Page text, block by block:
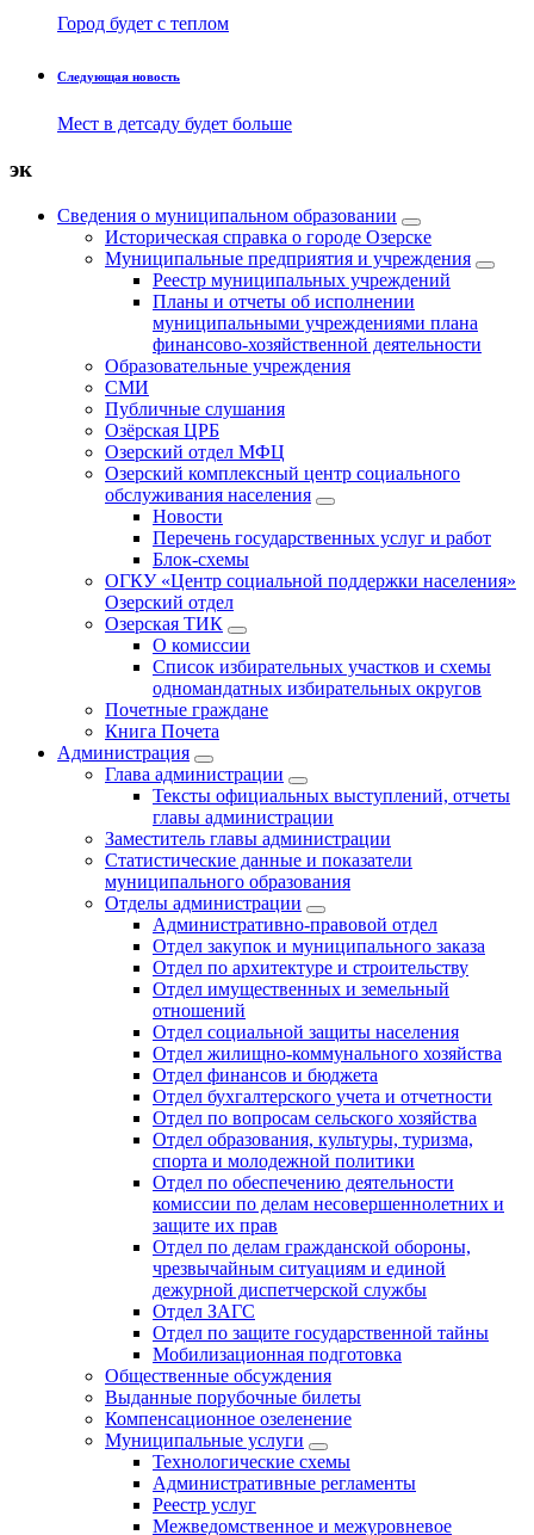
Город будет с теплом
Следующая новость
Мест в детсаду будет больше
эк
Сведения о муниципальном образовании
Историческая справка о городе Озерске
Муниципальные предприятия и учреждения
Реестр муниципальных учреждений
Планы и отчеты об исполнении
муниципальными учреждениями плана
финансово-хозяйственной деятельности
Образовательные учреждения
СМИ
Публичные слушания
Озёрская ЦРБ
Озерский отдел МФЦ
Озерский комплексный центр социального
обслуживания населения
Новости
Перечень государственных услуг и работ
Блок-схемы
ОГКУ «Центр социальной поддержки населения»
Озерский отдел
Озерская ТИК
О комиссии
Список избирательных участков и схемы
одномандатных избирательных округов
Почетные граждане
Книга Почета
Администрация
Глава администрации
Тексты официальных выступлений, отчеты
главы администрации
Заместитель главы администрации
Статистические данные и показатели
муниципального образования
Отделы администрации
Административно-правовой отдел
Отдел закупок и муниципального заказа
Отдел по архитектуре и строительству
Отдел имущественных и земельный
отношений
Отдел социальной защиты населения
Отдел жилищно-коммунального хозяйства
Отдел финансов и бюджета
Отдел бухгалтерского учета и отчетности
Отдел по вопросам сельского хозяйства
Отдел образования, культуры, туризма,
спорта и молодежной политики
Отдел по обеспечению деятельности
комиссии по делам несовершеннолетних и
защите их прав
Отдел по делам гражданской обороны,
чрезвычайным ситуациям и единой
дежурной диспетчерской службы
Отдел ЗАГС
Отдел по защите государственной тайны
Мобилизационная подготовка
Общественные обсуждения
Выданные порубочные билеты
Компенсационное озеленение
Муниципальные услуги
Технологические схемы
Административные регламенты
Реестр услуг
Межведомственное и межуровневое